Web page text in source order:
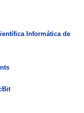
Informática de